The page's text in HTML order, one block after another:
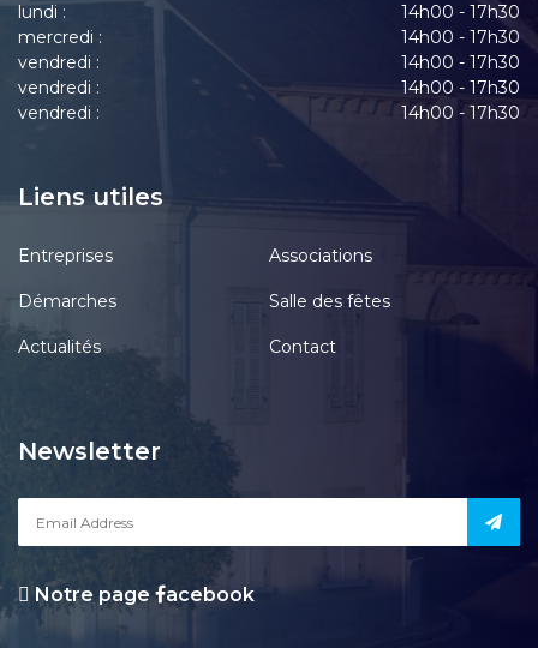
lundi :
14h00 - 17h30
mercredi :
14h00 - 17h30
vendredi :
14h00 - 17h30
vendredi :
14h00 - 17h30
vendredi :
14h00 - 17h30
Liens utiles
Entreprises Associations
Démarches Salle des fêtes
Actualités Contact
Newsletter
Notre page acebook